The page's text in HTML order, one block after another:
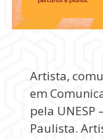
Artista,
em
pela UNESP
Paulista.